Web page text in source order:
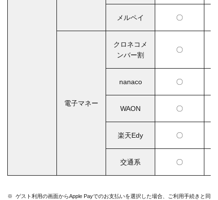
メルペイ 〇
電子マネー
クロネコメ
ンバー割
〇
nanaco 〇
WAON 〇
楽天Edy 〇
交通系 〇
※ ゲスト利用の画面からApple Payでのお支払いを選択した場合、ご利用手続きと同